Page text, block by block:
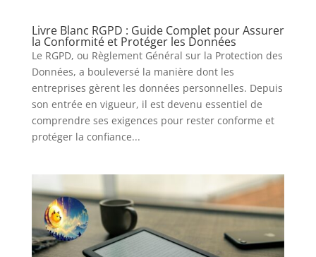
Livre Blanc RGPD : Guide Complet pour Assurer
la Conformité et Protéger les Données
Le RGPD, ou Règlement Général sur la Protection des
Données, a bouleversé la manière dont les
entreprises gèrent les données personnelles. Depuis
son entrée en vigueur, il est devenu essentiel de
comprendre ses exigences pour rester conforme et
protéger la confiance...